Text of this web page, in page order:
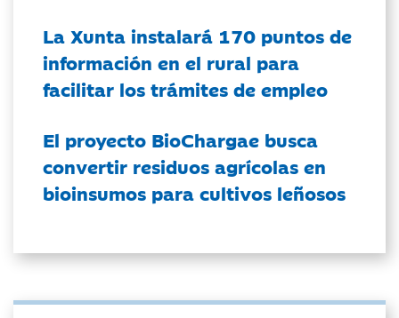
La Xunta instalará 170 puntos de
información en el rural para
facilitar los trámites de empleo
El proyecto BioChargae busca
convertir residuos agrícolas en
bioinsumos para cultivos leñosos